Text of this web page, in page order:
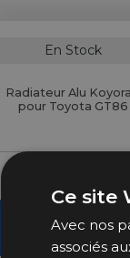
En Stock
Radiateur Alu
pour Toyota GT86
à partir de
Ajouter au
Panier
Ce site
Avec nos
associés